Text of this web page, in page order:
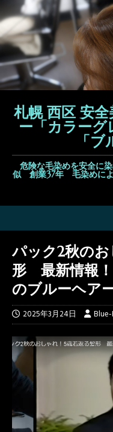
札幌 西区 安
ー「カラー
「
危険な毛染めを安全に
似 創業37年 毛染めによ
パック2秋の
形 最新情報
のブルーヘア
2025年3月24日